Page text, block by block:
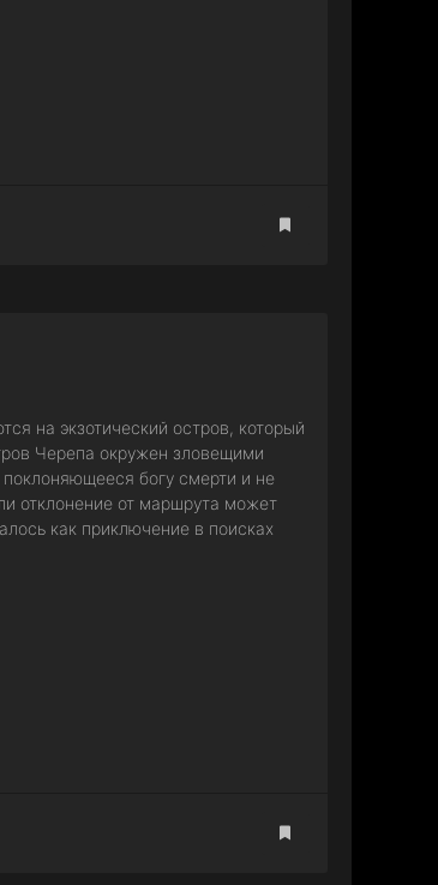
на экзотический остров, который
Черепа окружен зловещими
богу смерти и не
отклонение от маршрута может
как приключение в поисках